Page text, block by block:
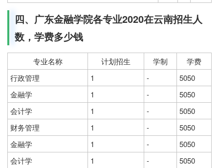
四、广东金融学院各专业2020在云南招生人
数，学费多少钱
专业名称 计划招生 学制
学费
行政管理
1 -
5050
金融学
1 -
5050
会计学
1 -
5050
财务管理
1 -
5050
金融学
1 -
5050
会计学
1 -
5050